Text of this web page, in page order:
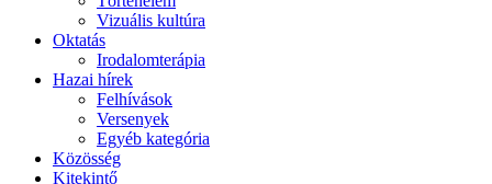
Vizuális kultúra
Oktatás
Irodalomterápia
Hazai hírek
Felhívások
Versenyek
Egyéb kategória
Közösség
Kitekintő